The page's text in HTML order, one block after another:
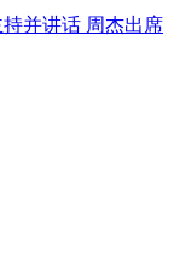
并讲话 周杰出席